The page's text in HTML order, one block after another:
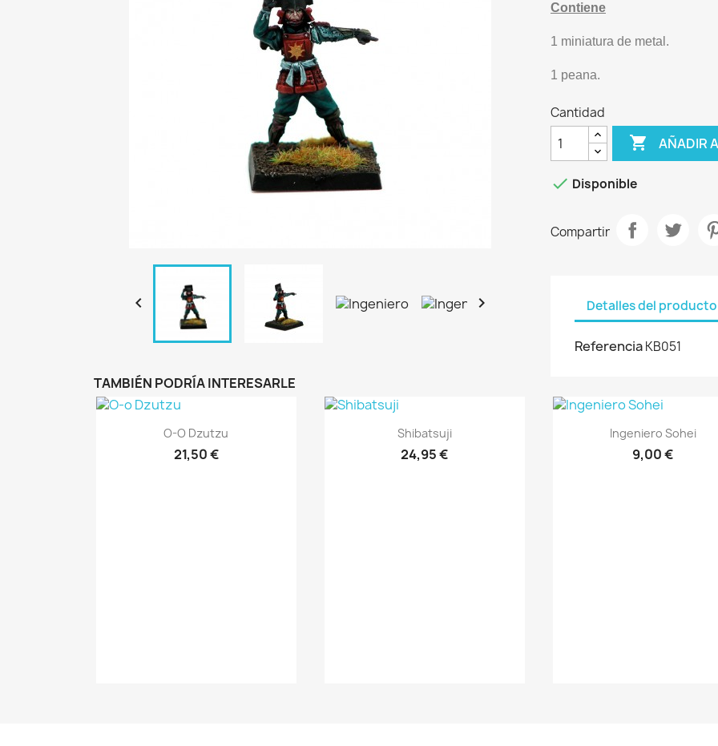
 
Contiene
1 miniatura de metal.
1 peana.
Cantidad
 AÑADIR
 Disponible
Compartir
Detalles del producto
ReferenciaKB051
TAMBIÉN PODRÍA INTERESARLE
Vista rápida
O-O Dzutzu
21,50 €
Vista rápida
Shibatsuji
24,95 €
Vista rápida
Ingeniero Sohei
9,00 €